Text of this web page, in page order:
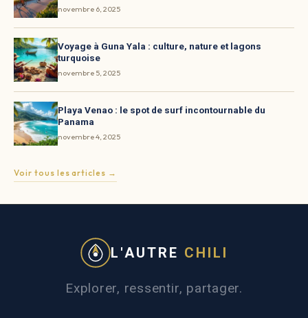
novembre 6, 2025
Voyage à Guna Yala : culture, nature et lagons
turquoise
novembre 5, 2025
Playa Venao : le spot de surf incontournable du
Panama
novembre 4, 2025
Voir tous les articles →
L'AUTRE CHILI
Explorer, ressentir, partager.